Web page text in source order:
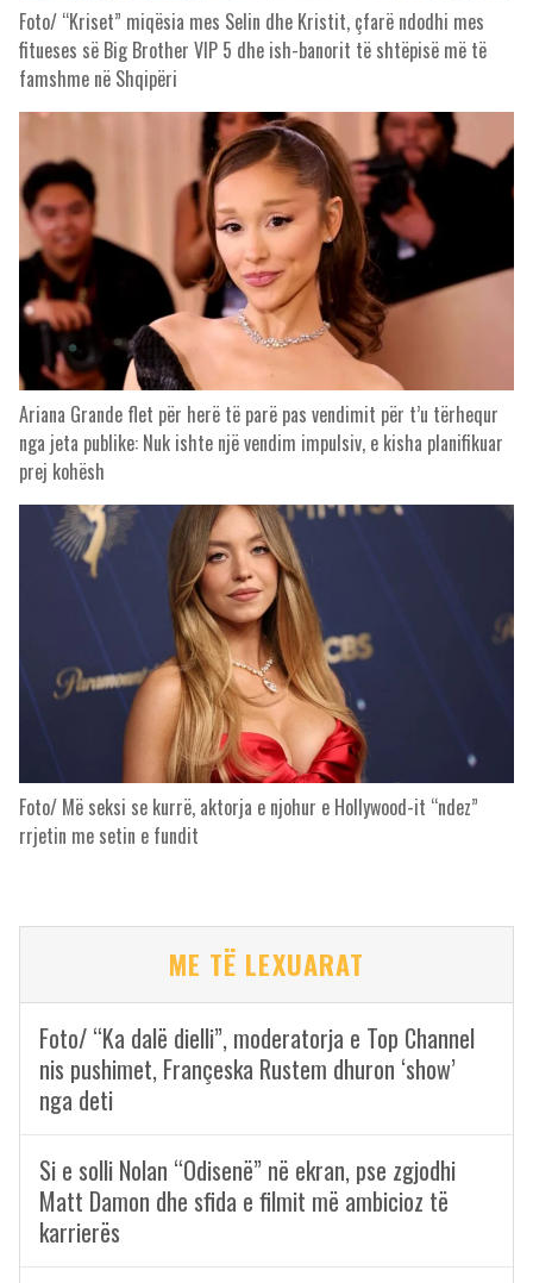
Foto/ “Kriset” miqësia mes Selin dhe Kristit, çfarë ndodhi mes
fitueses së Big Brother VIP 5 dhe ish-banorit të shtëpisë më të
famshme në Shqipëri
Ariana Grande flet për herë të parë pas vendimit për t’u tërhequr
nga jeta publike: Nuk ishte një vendim impulsiv, e kisha planifikuar
prej kohësh
Foto/ Më seksi se kurrë, aktorja e njohur e Hollywood-it “ndez”
rrjetin me setin e fundit
ME TË LEXUARAT
Foto/ “Ka dalë dielli”, moderatorja e Top Channel
nis pushimet, Françeska Rustem dhuron ‘show’
nga deti
Si e solli Nolan “Odisenë” në ekran, pse zgjodhi
Matt Damon dhe sfida e filmit më ambicioz të
karrierës